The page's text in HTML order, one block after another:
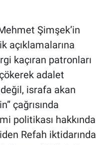
Şimşek’in
açıklamalarına
kaçıran patronları
adalet
israfa akan
çağrısında
politikası hakkında
Refah iktidarında